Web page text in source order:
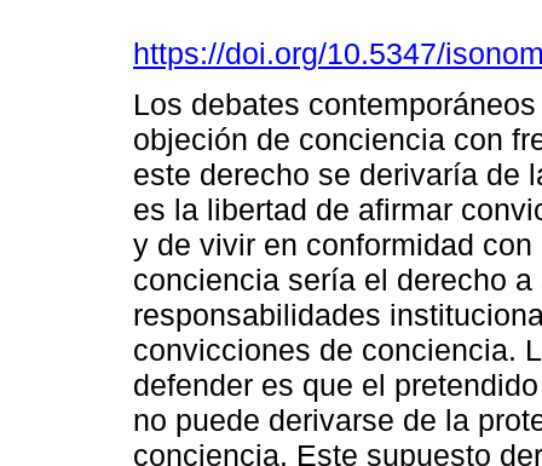
https://doi.org/10.5347/
Los debates
objeción de conciencia con
este derecho se derivaría de
es la libertad de afirmar
y de vivir en conformidad
conciencia sería el derecho
responsabilidades
convicciones de conciencia.
defender es que el
no puede derivarse de la
conciencia. Este supuesto